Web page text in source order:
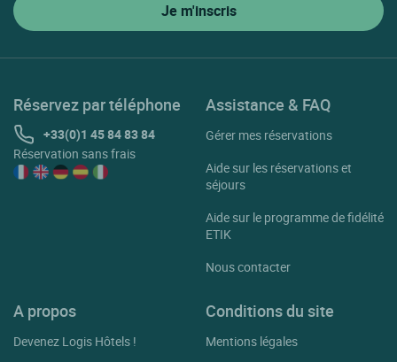
Montendre
Mosnac
Perigny
Plassay
Rivedoux Plage
Rochefort
Réservez par téléphone
+33(0)1 45 84 83 84
Réservation sans frais
Assistance & FAQ
Gérer mes réservations
Aide sur les réservations et
séjours
Aide sur le programme de fidélité
ETIK
Nous contacter
A propos
Devenez Logis Hôtels !
Conditions du site
Mentions légales